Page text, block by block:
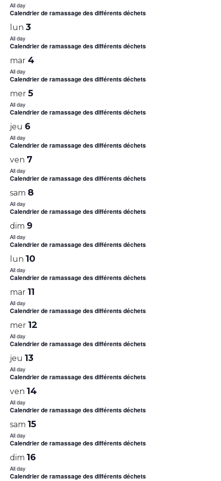
All day
Calendrier de ramassage des différents déchets
lun 3
All day
Calendrier de ramassage des différents déchets
mar 4
All day
Calendrier de ramassage des différents déchets
mer 5
All day
Calendrier de ramassage des différents déchets
jeu 6
All day
Calendrier de ramassage des différents déchets
ven 7
All day
Calendrier de ramassage des différents déchets
sam 8
All day
Calendrier de ramassage des différents déchets
dim 9
All day
Calendrier de ramassage des différents déchets
lun 10
All day
Calendrier de ramassage des différents déchets
mar 11
All day
Calendrier de ramassage des différents déchets
mer 12
All day
Calendrier de ramassage des différents déchets
jeu 13
All day
Calendrier de ramassage des différents déchets
ven 14
All day
Calendrier de ramassage des différents déchets
sam 15
All day
Calendrier de ramassage des différents déchets
dim 16
All day
Calendrier de ramassage des différents déchets